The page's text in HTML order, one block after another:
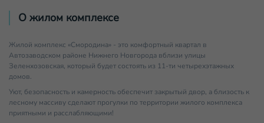
О жилом комплексе
Жилой комплекс «Смородина» - это комфортный квартал в
Автозаводском районе Нижнего Новгорода вблизи улицы
Зеленхозовская, который будет состоять из 11-ти четырехэтажных
домов.
Уют, безопасность и камерность обеспечит закрытый двор, а близость к
лесному массиву сделают прогулки по территории жилого комплекса
приятными и расслабляющими!